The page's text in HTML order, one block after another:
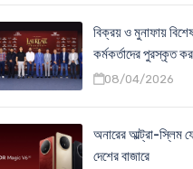
বিক্রয় ও মুনাফায়
কর্মকর্তাদের পুরস্কৃত
08/04/2026
অনারের আল্ট্রা-স্লিম
দেশের বাজারে